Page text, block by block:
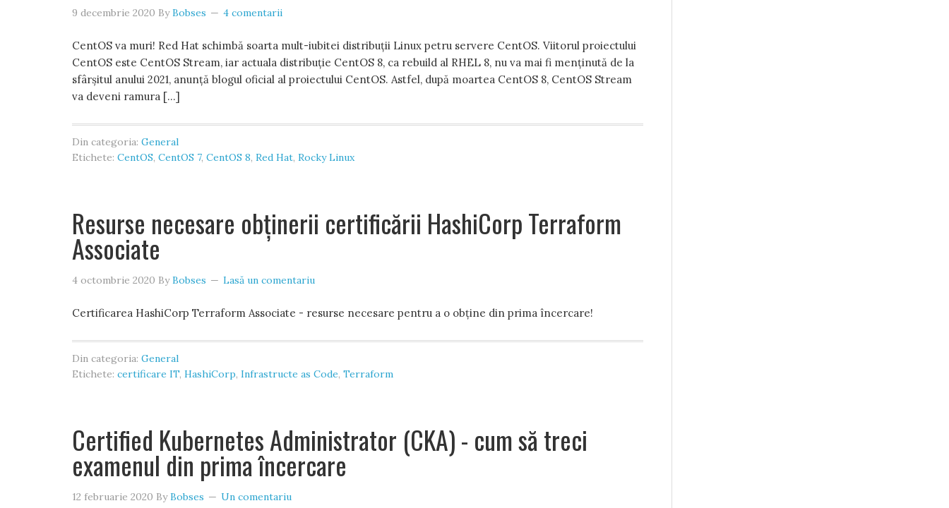
9 decembrie 2020 ByBobses 4 comentarii
CentOS va muri! Red Hat schimbă soarta mult-iubitei distribuții Linux petru servere CentOS. Viitorul proiectului
CentOS este CentOS Stream, iar actuala distribuție CentOS 8, ca rebuild al RHEL 8, nu va mai fi menținută de la
sfârșitul anului 2021, anunță blogul oficial al proiectului CentOS. Astfel, după moartea CentOS 8, CentOS Stream
va deveni ramura […]
Din categoria: General
Etichete: CentOS, CentOS 7, CentOS 8, Red Hat, Rocky Linux
Resurse necesare obținerii certificării HashiCorp Terraform
Associate
4 octombrie 2020 ByBobses Lasă un comentariu
Certificarea HashiCorp Terraform Associate - resurse necesare pentru a o obține din prima încercare!
Din categoria: General
Etichete: certificare IT, HashiCorp, Infrastructe as Code, Terraform
Certified Kubernetes Administrator (CKA) - cum să treci
examenul din prima încercare
12 februarie 2020 ByBobses Un comentariu